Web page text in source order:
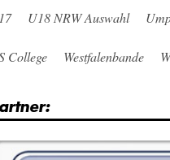
U18 NRW Auswahl
College Westfalenbande